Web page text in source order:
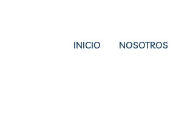
INICIO NOSOTROS